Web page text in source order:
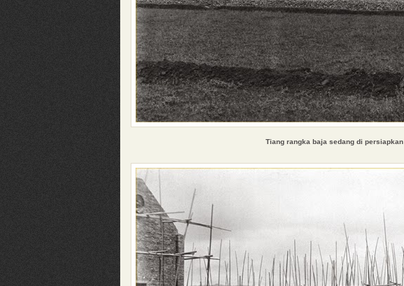
Tiang rangka baja sedang di persiapkan